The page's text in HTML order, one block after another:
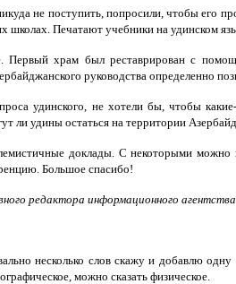
не поступить, попросили, чтобы его
Печатают учебники на удинском
Первый храм был реставрирован с
руководства определенно
удинского, не хотели бы, чтобы
ли удины остаться на территории
доклады. С некоторыми
Большое спасибо!
редактора информационного агентства
несколько слов скажу и добавлю
можно сказать физическое.